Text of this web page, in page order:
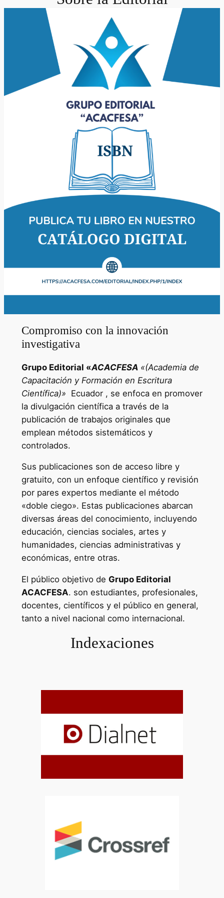
Compromiso con la innovación
investigativa
Grupo Editorial «ACACFESA «(Academia de
Capacitación y Formación en Escritura
Científica)» Ecuador , se enfoca en promover
la divulgación científica a través de la
publicación de trabajos originales que
emplean métodos sistemáticos y
controlados.
Sus publicaciones son de acceso libre y
gratuito, con un enfoque científico y revisión
por pares expertos mediante el método
«doble ciego». Estas publicaciones abarcan
diversas áreas del conocimiento, incluyendo
educación, ciencias sociales, artes y
humanidades, ciencias administrativas y
económicas, entre otras.
El público objetivo de Grupo Editorial
ACACFESA. son estudiantes, profesionales,
docentes, científicos y el público en general,
tanto a nivel nacional como internacional.
Indexaciones